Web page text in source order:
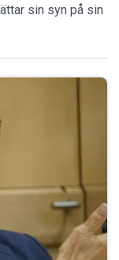
sin syn på sin